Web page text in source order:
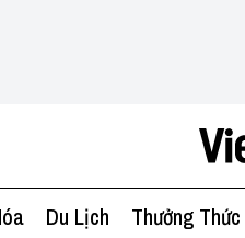
Du Lịch Thưởng Thức